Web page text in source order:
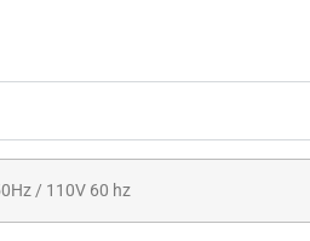
/ 110V 60 hz